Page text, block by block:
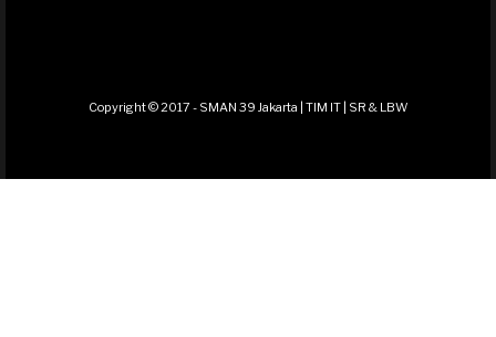
Copyright © 2017 - SMAN 39 Jakarta | TIM IT | SR & LBW